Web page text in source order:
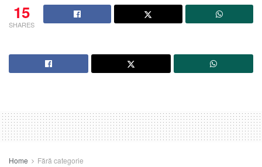
15
SHARES
Home Fără categorie